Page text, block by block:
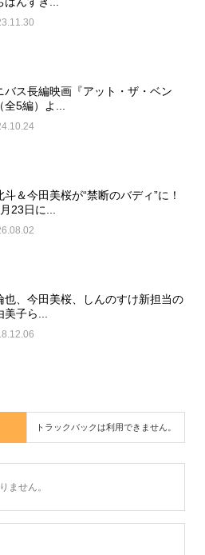
バス長編映画『アット・ザ・ベン
全5編）よ...
斗＆今田美桜が“禁断のバディ”に！
23日に...
也、今田美桜、しんのすけ新担当の
子ら...
トラックバックは利用できません。
ません。